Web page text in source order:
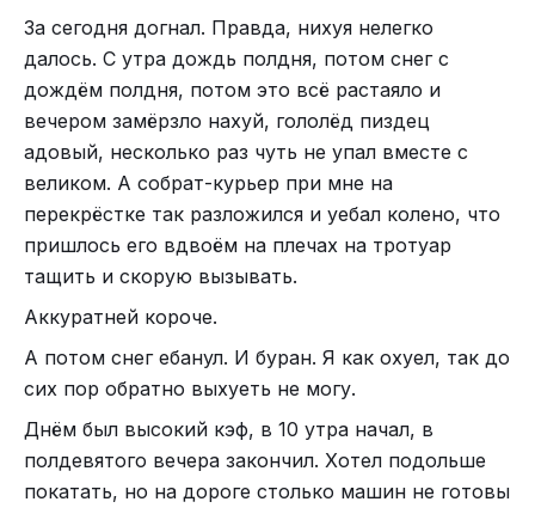
За сегодня догнал. Правда, нихуя нелегко
далось. С утра дождь полдня, потом снег с
дождём полдня, потом это всё растаяло и
вечером замёрзло нахуй, гололёд пиздец
адовый, несколько раз чуть не упал вместе с
великом. А собрат-курьер при мне на
перекрёстке так разложился и уебал колено, что
пришлось его вдвоём на плечах на тротуар
тащить и скорую вызывать.
Аккуратней короче.
А потом снег ебанул. И буран. Я как охуел, так до
сих пор обратно выхуеть не могу.
Днём был высокий кэф, в 10 утра начал, в
полдевятого вечера закончил. Хотел подольше
покатать, но на дороге столько машин не готовы